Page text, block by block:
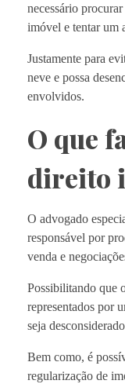
necessário
imóvel e tentar um
Justamente para
neve e possa
envolvidos.
O que
direito
O advogado
responsável por
venda e
Possibilitando que
representados por
seja
Bem como, é
regularização de